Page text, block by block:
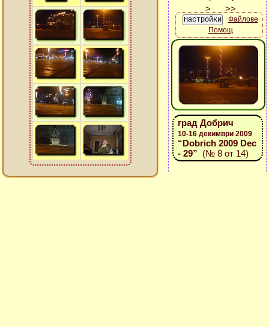
Файлове
Помощ
град Добрич
10-16 декимври 2009
“Dobrich 2009 Dec
- 29” (№ 8 от 14)